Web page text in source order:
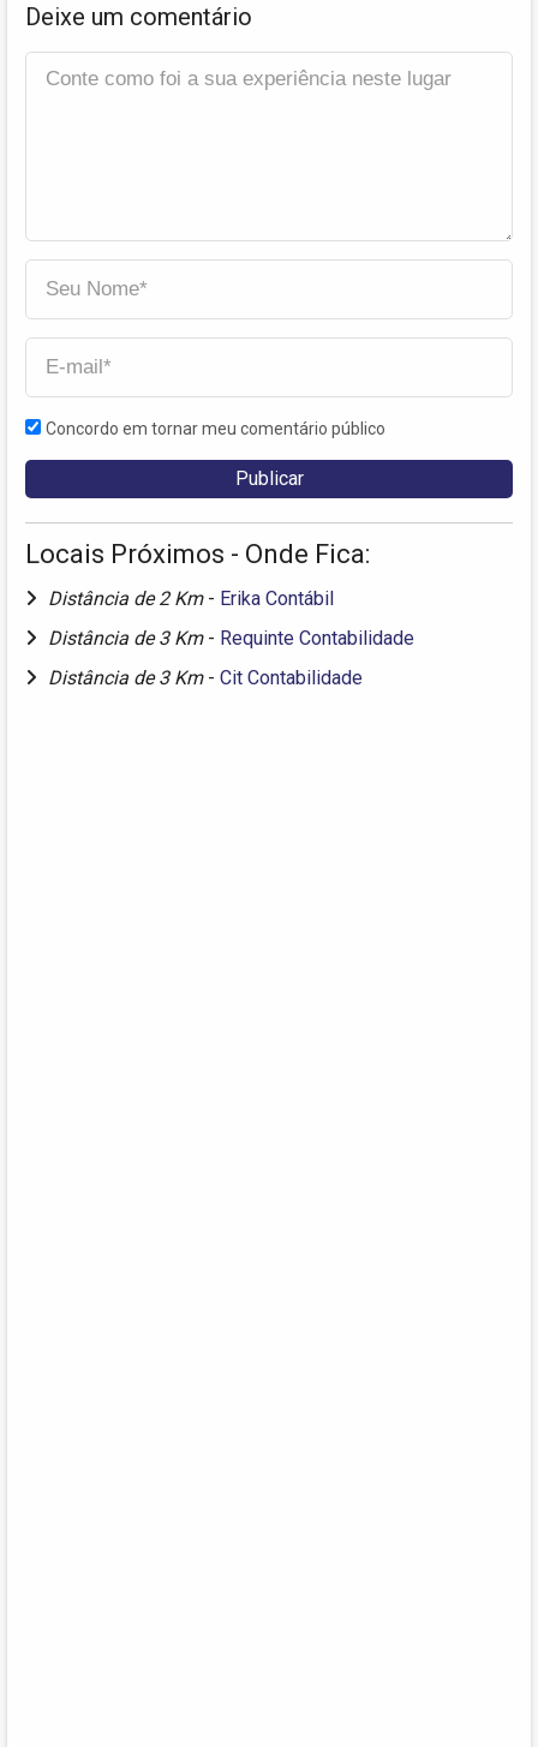
Deixe um comentário
Concordo em tornar meu comentário público
Locais Próximos - Onde Fica:
Distância de 2 Km - Erika Contábil
Distância de 3 Km - Requinte Contabilidade
Distância de 3 Km - Cit Contabilidade